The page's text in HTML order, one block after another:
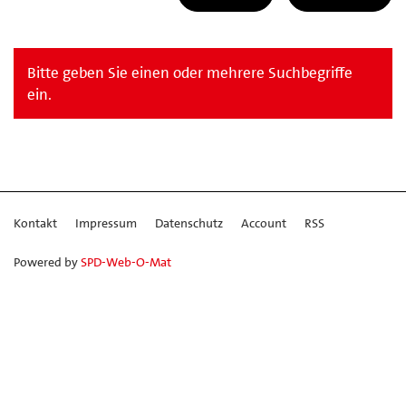
Bitte geben Sie einen oder mehrere Suchbegriffe
ein.
Kontakt Impressum Datenschutz Account RSS
Powered bySPD-Web-O-Mat